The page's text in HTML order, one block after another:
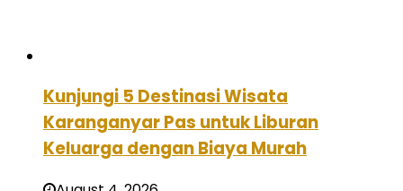
Kunjungi 5 Destinasi Wisata
Karanganyar Pas untuk Liburan
Keluarga dengan Biaya Murah